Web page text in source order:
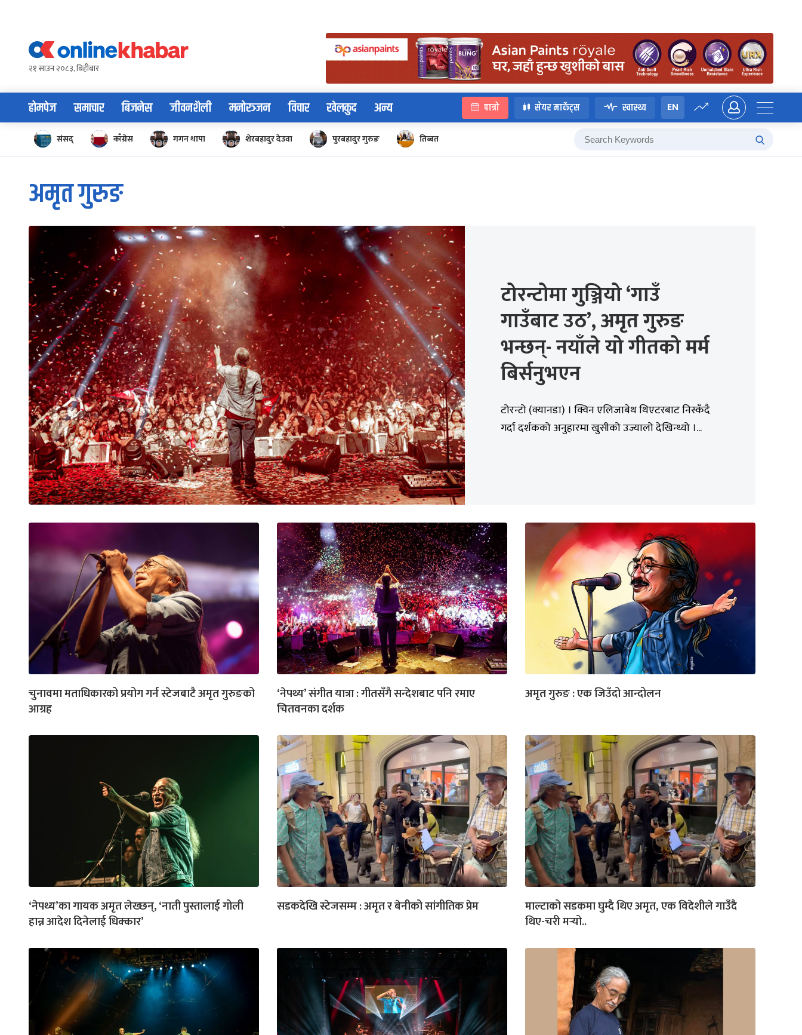
content२१ साउन २०८३, बिहीबार
होमपेज समाचार बिजनेस जीवनशैली मनोरञ्जन विचार खेलकुद अन्य पात्रो सेयर मार्केट्स स्वास्थ्य EN
संसद् काँग्रेस गगन थापा शेरबहादुर देउवा पुरबहादुर गुरुङ तिब्बत
अमृत गुरुङ
टोरन्टोमा गुञ्जियो ‘गाउँ
गाउँबाट उठ’, अमृत गुरुङ
भन्छन्- नयाँले यो गीतको मर्म
बिर्सनुभएन
टोरन्टो (क्यानडा) । क्विन एलिजाबेथ थिएटरबाट निस्कँदै
गर्दा दर्शकको अनुहारमा खुसीको उज्यालो देखिन्थ्यो ।...
चुनावमा मताधिकारको प्रयोग गर्न स्टेजबाटै अमृत गुरुङको
आग्रह
‘नेपथ्य’ संगीत यात्रा : गीतसँगै सन्देशबाट पनि रमाए
चितवनका दर्शक
अमृत गुरुङ : एक जिउँदो आन्दोलन
‘नेपथ्य’का गायक अमृत लेख्छन्, ‘नाती पुस्तालाई गोली
हान्न आदेश दिनेलाई धिक्कार’
सडकदेखि स्टेजसम्म : अमृत र बेनीको सांगीतिक प्रेम
माल्टाको सडकमा घुम्दै थिए अमृत, एक विदेशीले गाउँदै
थिए-चरी मर्‍यो..